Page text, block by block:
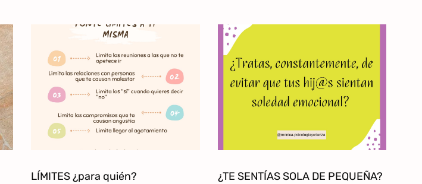
LÍMITES ¿para quién? ¿TE SENTÍAS SOLA DE PEQUEÑA?